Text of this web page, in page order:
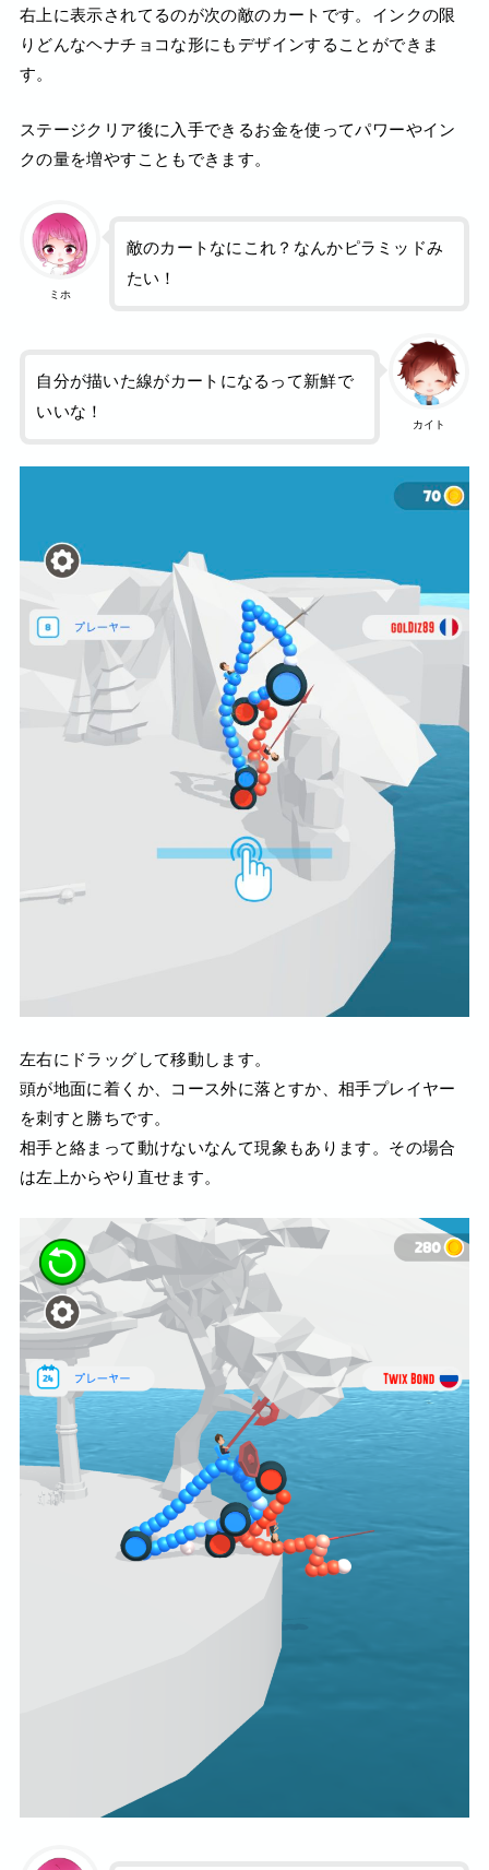
右上に表示されてるのが次の敵のカートです。インクの限
りどんなヘナチョコな形にもデザインすることができま
す。
ステージクリア後に入手できるお金を使ってパワーやイン
クの量を増やすこともできます。
ミホ
敵のカートなにこれ？なんかピラミッドみ
たい！
カイト
自分が描いた線がカートになるって新鮮で
いいな！
左右にドラッグして移動します。
頭が地面に着くか、コース外に落とすか、相手プレイヤー
を刺すと勝ちです。
相手と絡まって動けないなんて現象もあります。その場合
は左上からやり直せます。